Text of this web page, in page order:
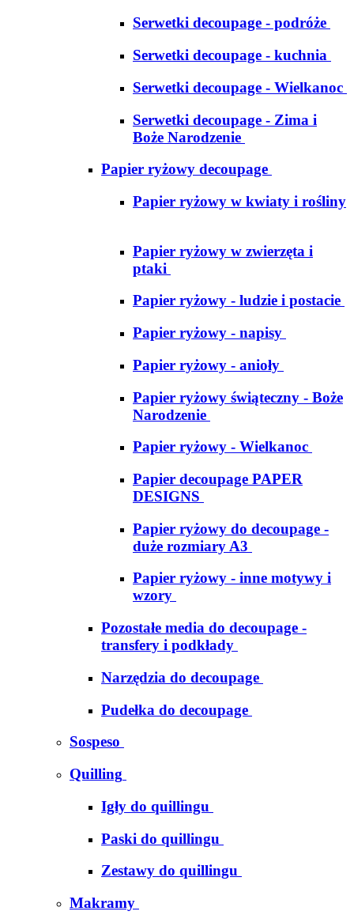
Serwetki decoupage - podróże
Serwetki decoupage - kuchnia
Serwetki decoupage - Wielkanoc
Serwetki decoupage - Zima i
Boże Narodzenie
Papier ryżowy decoupage
Papier ryżowy w kwiaty i rośliny
Papier ryżowy w zwierzęta i
ptaki
Papier ryżowy - ludzie i postacie
Papier ryżowy - napisy
Papier ryżowy - anioły
Papier ryżowy świąteczny - Boże
Narodzenie
Papier ryżowy - Wielkanoc
Papier decoupage PAPER
DESIGNS
Papier ryżowy do decoupage -
duże rozmiary A3
Papier ryżowy - inne motywy i
wzory
Pozostałe media do decoupage -
transfery i podkłady
Narzędzia do decoupage
Pudełka do decoupage
Sospeso
Quilling
Igły do quillingu
Paski do quillingu
Zestawy do quillingu
Makramy